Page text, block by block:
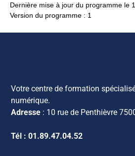
Dernière mise à jour du programme le
Version du programme : 1
Votre centre de formation
numérique.
Adresse : 10 rue de Penthièvre
Tél : 01.89.47.04.52